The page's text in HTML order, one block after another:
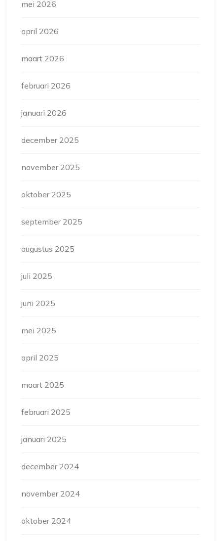
mei 2026
april 2026
maart 2026
februari 2026
januari 2026
december 2025
november 2025
oktober 2025
september 2025
augustus 2025
juli 2025
juni 2025
mei 2025
april 2025
maart 2025
februari 2025
januari 2025
december 2024
november 2024
oktober 2024